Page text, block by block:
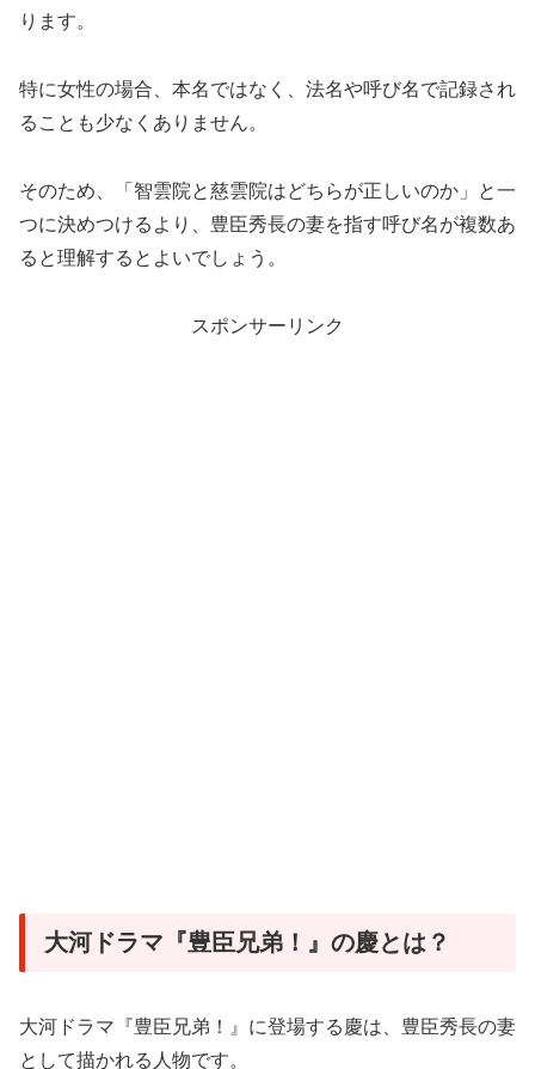
ります。
特に女性の場合、本名ではなく、法名や呼び名で記録され
ることも少なくありません。
そのため、「智雲院と慈雲院はどちらが正しいのか」と一
つに決めつけるより、豊臣秀長の妻を指す呼び名が複数あ
ると理解するとよいでしょう。
スポンサーリンク
大河ドラマ『豊臣兄弟！』の慶とは？
大河ドラマ『豊臣兄弟！』に登場する慶は、豊臣秀長の妻
として描かれる人物です。